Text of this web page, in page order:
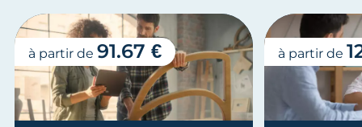
à partir de 91.67 € à partir de